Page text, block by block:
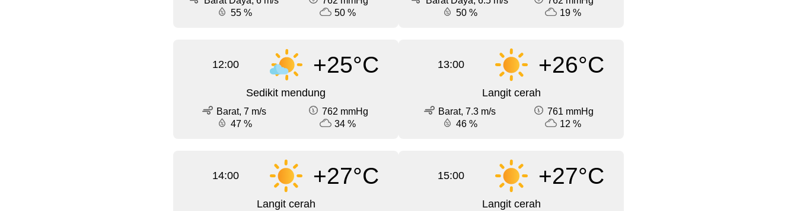
55 %
50 %
50 %
19 %
12:00 +25°C
Sedikit mendung
Barat, 7 m/s
762 mmHg
47 %
34 %
13:00 +26°C
Langit cerah
Barat, 7.3 m/s
761 mmHg
46 %
12 %
14:00 +27°C
Langit cerah
15:00 +27°C
Langit cerah